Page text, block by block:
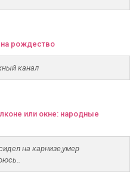
рождество
канал
или окне: народные
на карнизе,умер